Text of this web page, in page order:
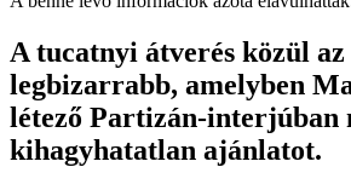
A tucatnyi átverés közül
legbizarrabb, amelyben
létező Partizán-interjúban
kihagyhatatlan ajánlatot.